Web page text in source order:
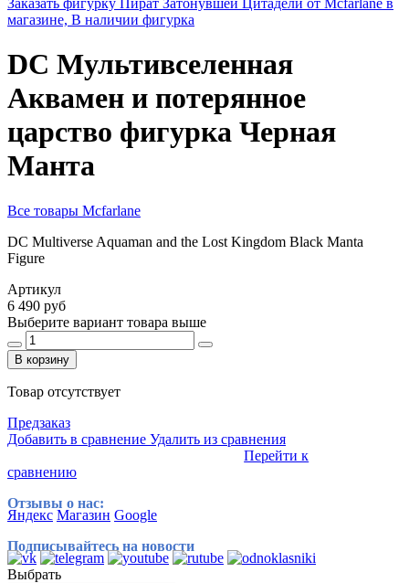
DC Мультивселенная
Аквамен и потерянное
царство фигурка Черная
Манта
Все товары Mcfarlane
DC Multiverse Aquaman and the Lost Kingdom Black Manta
Figure
Артикул
6 490 руб
Выберите вариант товара выше
В корзину
Товар отсутствует
Предзаказ
Добавить в сравнение Удалить из сравнения
Перейти к
сравнению
Отзывы о нас:
Яндекс Магазин Google
Подписывайтесь на новости
Выбрать